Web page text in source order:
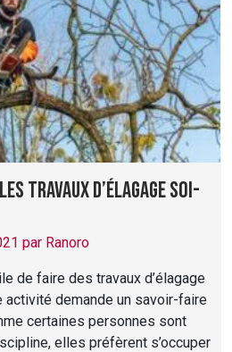
travaux d’élagage soi-
par Ranoro
de faire des travaux d’élagage
demande un savoir-faire
certaines personnes sont
elles préfèrent s’occuper